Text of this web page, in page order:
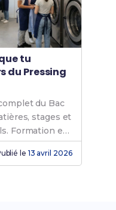
tu
du Pressing
du Bac
stages et
Formation en
le 13 avril 2026